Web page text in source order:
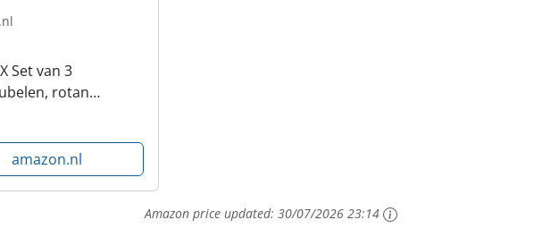
Set van 3
rotan
rotan
incl. kussens,
amazon.nl
Amazon price updated: 30/07/2026 23:14